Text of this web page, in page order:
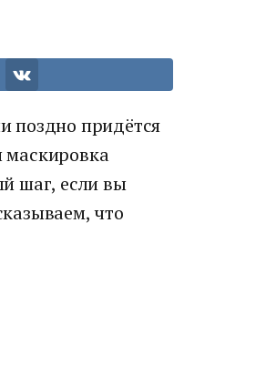
поздно придётся
шаг, если вы
что